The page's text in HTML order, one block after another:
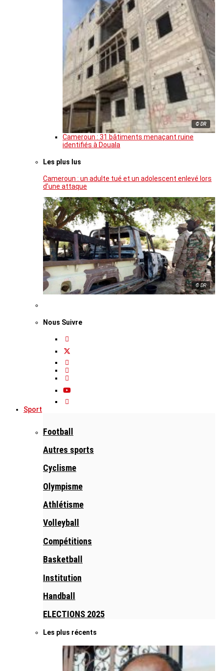
© DR
Cameroun : 31 bâtiments menaçant ruine
identifiés à Douala
Les plus lus
Cameroun : un adulte tué et un adolescent enlevé lors
d’une attaque
© DR
Nous Suivre
Sport
Football
Autres sports
Cyclisme
Olympisme
Athlétisme
Volleyball
Compétitions
Basketball
Institution
Handball
ELECTIONS 2025
Les plus récents